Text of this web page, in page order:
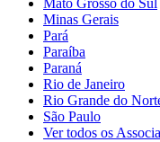
Mato Grosso do Sul
Minas Gerais
Pará
Paraíba
Paraná
Rio de Janeiro
Rio Grande do
São Paulo
Ver todos os